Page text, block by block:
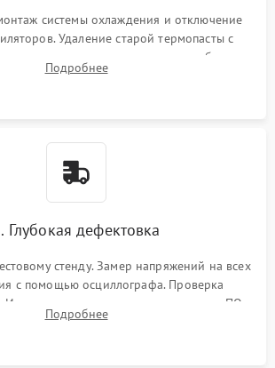
системы охлаждения и отключение
Удаление старой термопасты с
чипа и термопрокладок с банок
VRM. Очистка платы от пыли и окислов.
Подробнее
Глубокая дефектовка
стенду. Замер напряжений на всех
с помощью осциллографа. Проверка
Использование специализированного ПО
MATS
Подробнее